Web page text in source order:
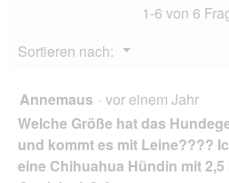
1-6 von 6
Sortieren nach:
▼
Menü
Annemaus · vor einem Jahr
Welche Größe hat das
und kommt es mit Leine????
eine Chihuahua Hündin mit 2,5